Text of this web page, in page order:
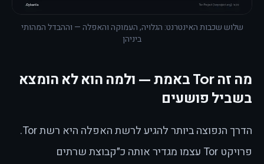
שלוש שכבות האינטרנט: הגלויה, העמוקה והאפלה — וההבדל המהותי
ביניהן
מה זה Tor באמת — ולמה הוא לא הומצא
בשביל פושעים
הדרך הנפוצה ביותר להגיע לרשת האפלה היא רשת Tor.
פרויקט Tor עצמו מגדיר אותה כ״קבוצת שרתים